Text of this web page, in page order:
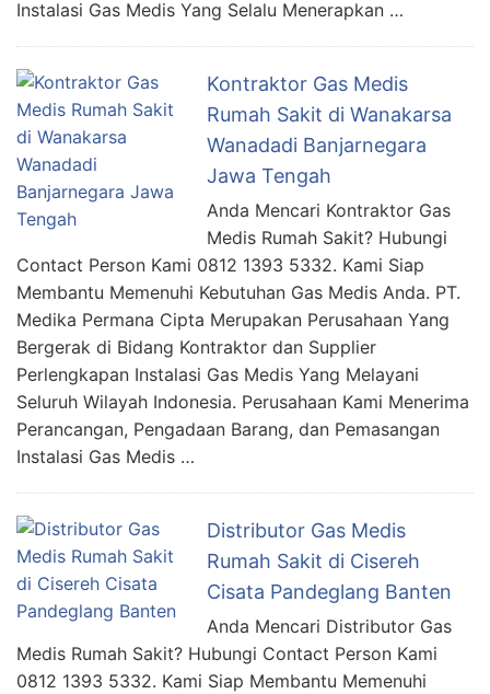
Instalasi Gas Medis Yang Selalu Menerapkan …
Kontraktor Gas Medis
Rumah Sakit di Wanakarsa
Wanadadi Banjarnegara
Jawa Tengah
Anda Mencari Kontraktor Gas
Medis Rumah Sakit? Hubungi
Contact Person Kami 0812 1393 5332. Kami Siap
Membantu Memenuhi Kebutuhan Gas Medis Anda. PT.
Medika Permana Cipta Merupakan Perusahaan Yang
Bergerak di Bidang Kontraktor dan Supplier
Perlengkapan Instalasi Gas Medis Yang Melayani
Seluruh Wilayah Indonesia. Perusahaan Kami Menerima
Perancangan, Pengadaan Barang, dan Pemasangan
Instalasi Gas Medis …
Distributor Gas Medis
Rumah Sakit di Cisereh
Cisata Pandeglang Banten
Anda Mencari Distributor Gas
Medis Rumah Sakit? Hubungi Contact Person Kami
0812 1393 5332. Kami Siap Membantu Memenuhi